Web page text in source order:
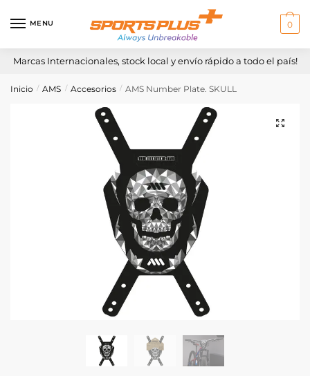
MENU 0
Marcas Internacionales, stock local y envío rápido a todo el país!
Inicio / AMS / Accesorios / AMS Number Plate. SKULL